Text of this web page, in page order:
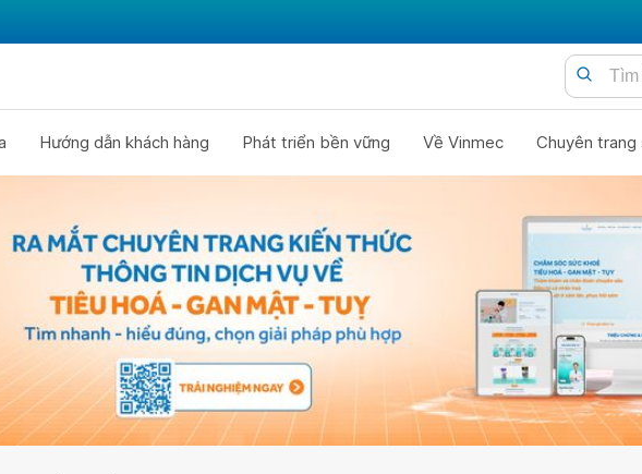
Hướng dẫn khách hàng Phát triển bền vững Về Vinmec Chuyên trang